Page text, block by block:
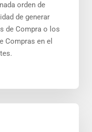
orden de
de generar
de Compra o los
Compras en el